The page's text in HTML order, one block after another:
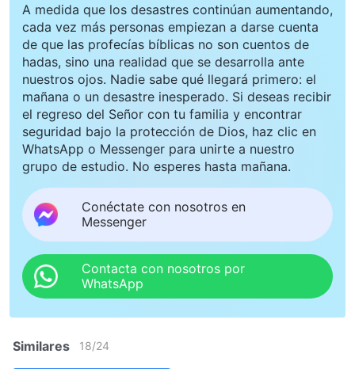
A medida que los desastres continúan aumentando,
cada vez más personas empiezan a darse cuenta
de que las profecías bíblicas no son cuentos de
hadas, sino una realidad que se desarrolla ante
nuestros ojos. Nadie sabe qué llegará primero: el
mañana o un desastre inesperado. Si deseas recibir
el regreso del Señor con tu familia y encontrar
seguridad bajo la protección de Dios, haz clic en
WhatsApp o Messenger para unirte a nuestro
grupo de estudio. No esperes hasta mañana.
Conéctate con nosotros en
Messenger
Contacta con nosotros por
WhatsApp
Similares 18/24